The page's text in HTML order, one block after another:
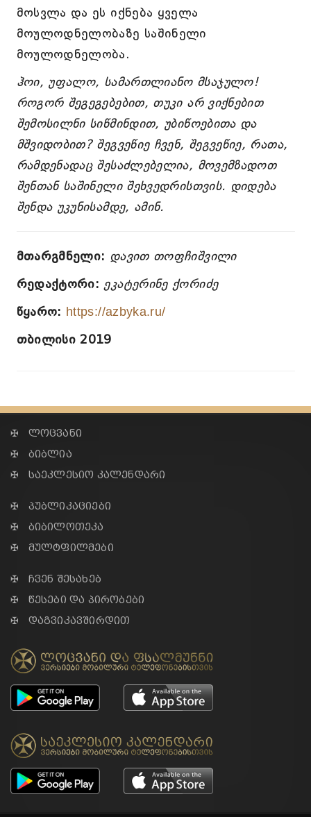
მოსვლა და ეს იქნება ყველა
მოულოდნელობაზე საშინელი
მოულოდნელობა.
ჰოი, უფალო, სამართლიანო მსაჯულო!
როგორ შეგეგებებით, თუკი არ ვიქნებით
შემოსილნი სიწმინდით, უბიწოებითა და
მშვიდობით? შეგვეწიე ჩვენ, შეგვეწიე, რათა,
რამდენადაც შესაძლებელია, მოვემზადოთ
შენთან საშინელი შეხვედრისთვის. დიდება
შენდა უკუნისამდე, ამინ.
მთარგმნელი: დავით თოფჩიშვილი
რედაქტორი: ეკატერინე ქორიძე
წყარო: https://azbyka.ru/
თბილისი 2019
✠ ლოცვანი
✠ ბიბლია
✠ საეკლესიო კალენდარი
✠ პუბლიკაციები
✠ ბიბილოთეკა
✠ მულტფილმები
✠ ჩვენ შესახებ
✠ წესები და პირობები
✠ დაგვიკავშირდით